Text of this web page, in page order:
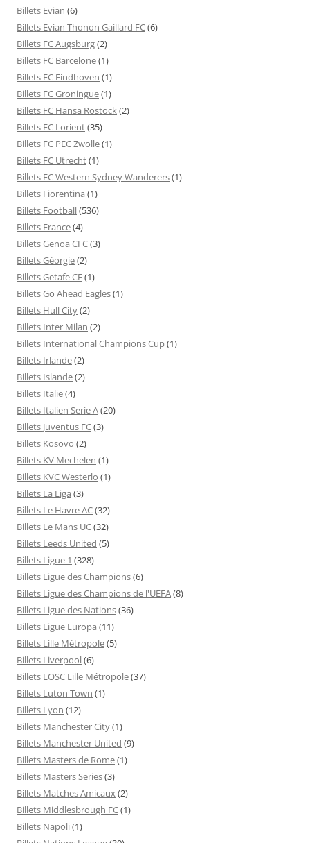
Billets Evian (6)
Billets Evian Thonon Gaillard FC(6)
Billets FC Augsburg(2)
Billets FC Barcelone(1)
Billets FC Eindhoven (1)
Billets FC Groningue(1)
Billets FC Hansa Rostock(2)
Billets FC Lorient(35)
Billets FC PEC Zwolle(1)
Billets FC Utrecht(1)
Billets FC Western Sydney Wanderers(1)
Billets Fiorentina (1)
Billets Football(536)
Billets France(4)
Billets Genoa CFC(3)
Billets Géorgie(2)
Billets Getafe CF(1)
Billets Go Ahead Eagles(1)
Billets Hull City(2)
Billets Inter Milan (2)
Billets International Champions Cup(1)
Billets Irlande(2)
Billets Islande(2)
Billets Italie(4)
Billets Italien Serie A(20)
Billets Juventus FC(3)
Billets Kosovo (2)
Billets KV Mechelen (1)
Billets KVC Westerlo (1)
Billets La Liga (3)
Billets Le Havre AC(32)
Billets Le Mans UC(32)
Billets Leeds United (5)
Billets Ligue 1 (328)
Billets Ligue des Champions(6)
Billets Ligue des Champions de l'UEFA(8)
Billets Ligue des Nations(36)
Billets Ligue Europa (11)
Billets Lille Métropole(5)
Billets Liverpool(6)
Billets LOSC Lille Métropole(37)
Billets Luton Town (1)
Billets Lyon (12)
Billets Manchester City(1)
Billets Manchester United (9)
Billets Masters de Rome(1)
Billets Masters Series(3)
Billets Matches Amicaux(2)
Billets Middlesbrough FC(1)
Billets Napoli(1)